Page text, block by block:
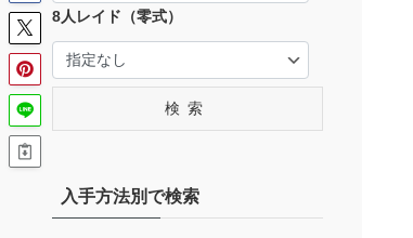
8人レイド（零式）
検索
入手方法別で検索